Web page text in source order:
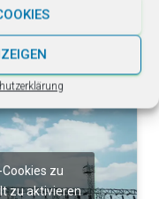
nicht sogar regnet
zu
zu aktivieren